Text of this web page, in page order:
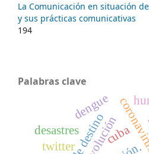
La Comunicación en situación
y sus prácticas comunicativas
194
Palabras clave
desastresrevolución
cuba
twitter
dengue